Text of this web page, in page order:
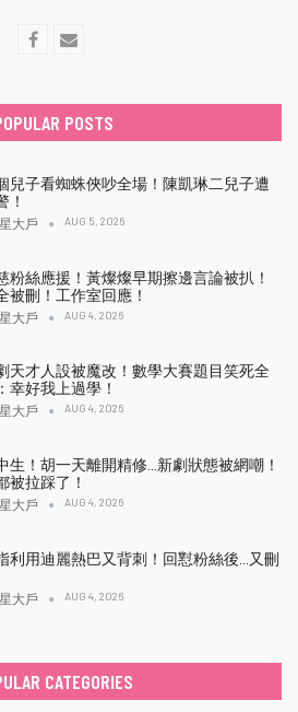
POSTS
兒子看蜘蛛俠吵全場！陳凱琳二兒子遭
！
大戶 AUG 5, 2026
粉絲應援！黃燦燦早期擦邊言論被扒！
被刪！工作室回應！
大戶 AUG 4, 2026
天才人設被魔改！數學大賽題目笑死全
幸好我上過學！
大戶 AUG 4, 2026
生！胡一天離開精修…新劇狀態被網嘲！
被拉踩了！
大戶 AUG 4, 2026
利用迪麗熱巴又背刺！回懟粉絲後…又刪
大戶 AUG 4, 2026
CATEGORIES